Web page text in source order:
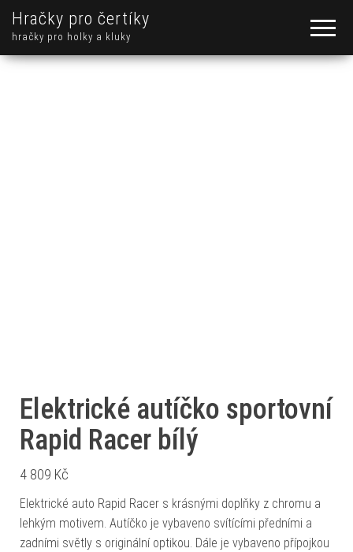
Hračky pro čertíky
hračky pro holky a kluky
Elektrické autíčko sportovní
Rapid Racer bílý
4 809 Kč
Elektrické auto Rapid Racer s krásnými doplňky z chromu a
lehkým motivem. Autíčko je vybaveno svítícími předními a
zadními světly s originální optikou. Dále je vybaveno přípojkou